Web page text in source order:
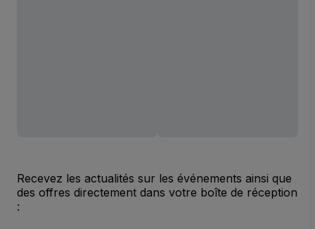
Recevez les actualités sur les événements ainsi que
des offres directement dans votre boîte de réception
: